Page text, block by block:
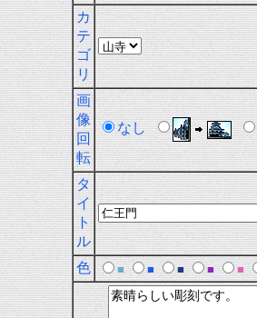
カ
テ
ゴ
リ
画
像
回
転
なし
タ
イ
ト
ル
色
■ ■ ■ ■ ■